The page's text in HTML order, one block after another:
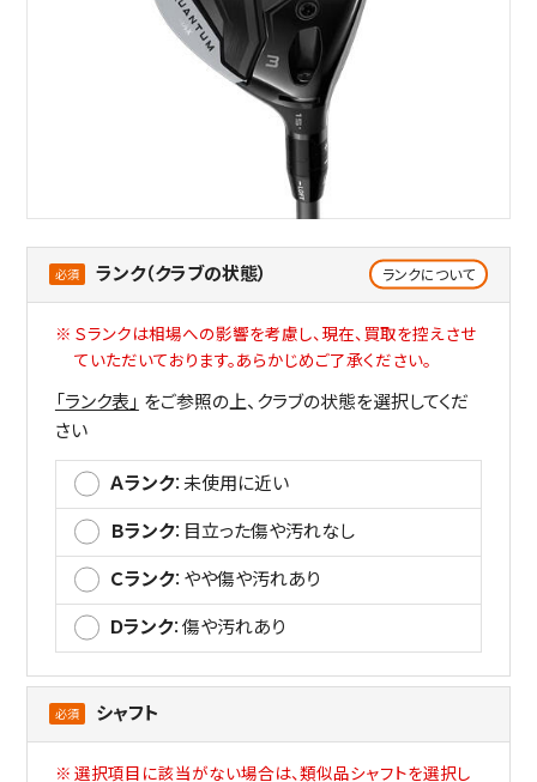
ランク（クラブの状態） ランクについて
Ｓランクは相場への影響を考慮し、現在、買取を控えさせ
ていただいております。あらかじめご了承ください。
「ランク表」 をご参照の上、クラブの状態を選択してくだ
さい
Ａランク：未使⽤に近い
Ｂランク：⽬⽴った傷や汚れなし
Ｃランク：やや傷や汚れあり
Dランク：傷や汚れあり
シャフト
選択項⽬に該当がない場合は、類似品シャフトを選択し